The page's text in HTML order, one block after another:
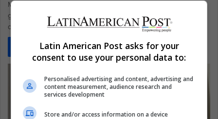
México está decidido a ascender en los rangos económicos
globales para 2030, impulsado por la ambiciosa hoja de ruta
de…
Read More »
Latin American Post asks for your
consent to use your personal data to:
Personalised advertising and content, advertising and
content measurement, audience research and
services development
Store and/or access information on a device